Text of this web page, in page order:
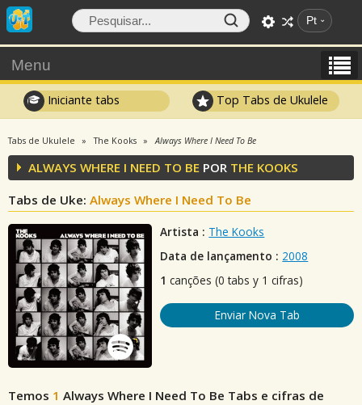
Pt
Menu
Iniciante tabs Top Tabs de Ukulele
Tabs de Ukulele The Kooks Always Where I Need To Be
ALWAYS WHERE I NEED TO BE POR THE KOOKS
Tabs de Uke: Always Where I Need To Be
Artista : The Kooks
Data de lançamento : 2008
1 canções (0 tabs y 1 cifras)
Enviar Nova Tab
Temos 1 Always Where I Need To Be Tabs e cifras de